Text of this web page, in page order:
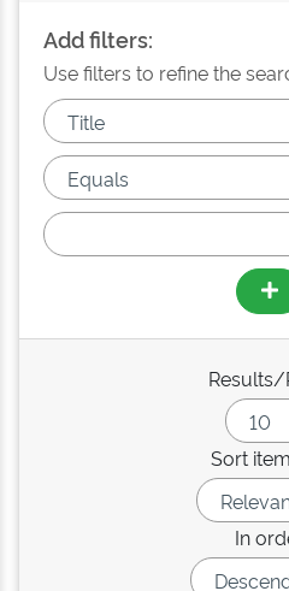
Add filters:
Use filters to refine the
Results/
Sort
In